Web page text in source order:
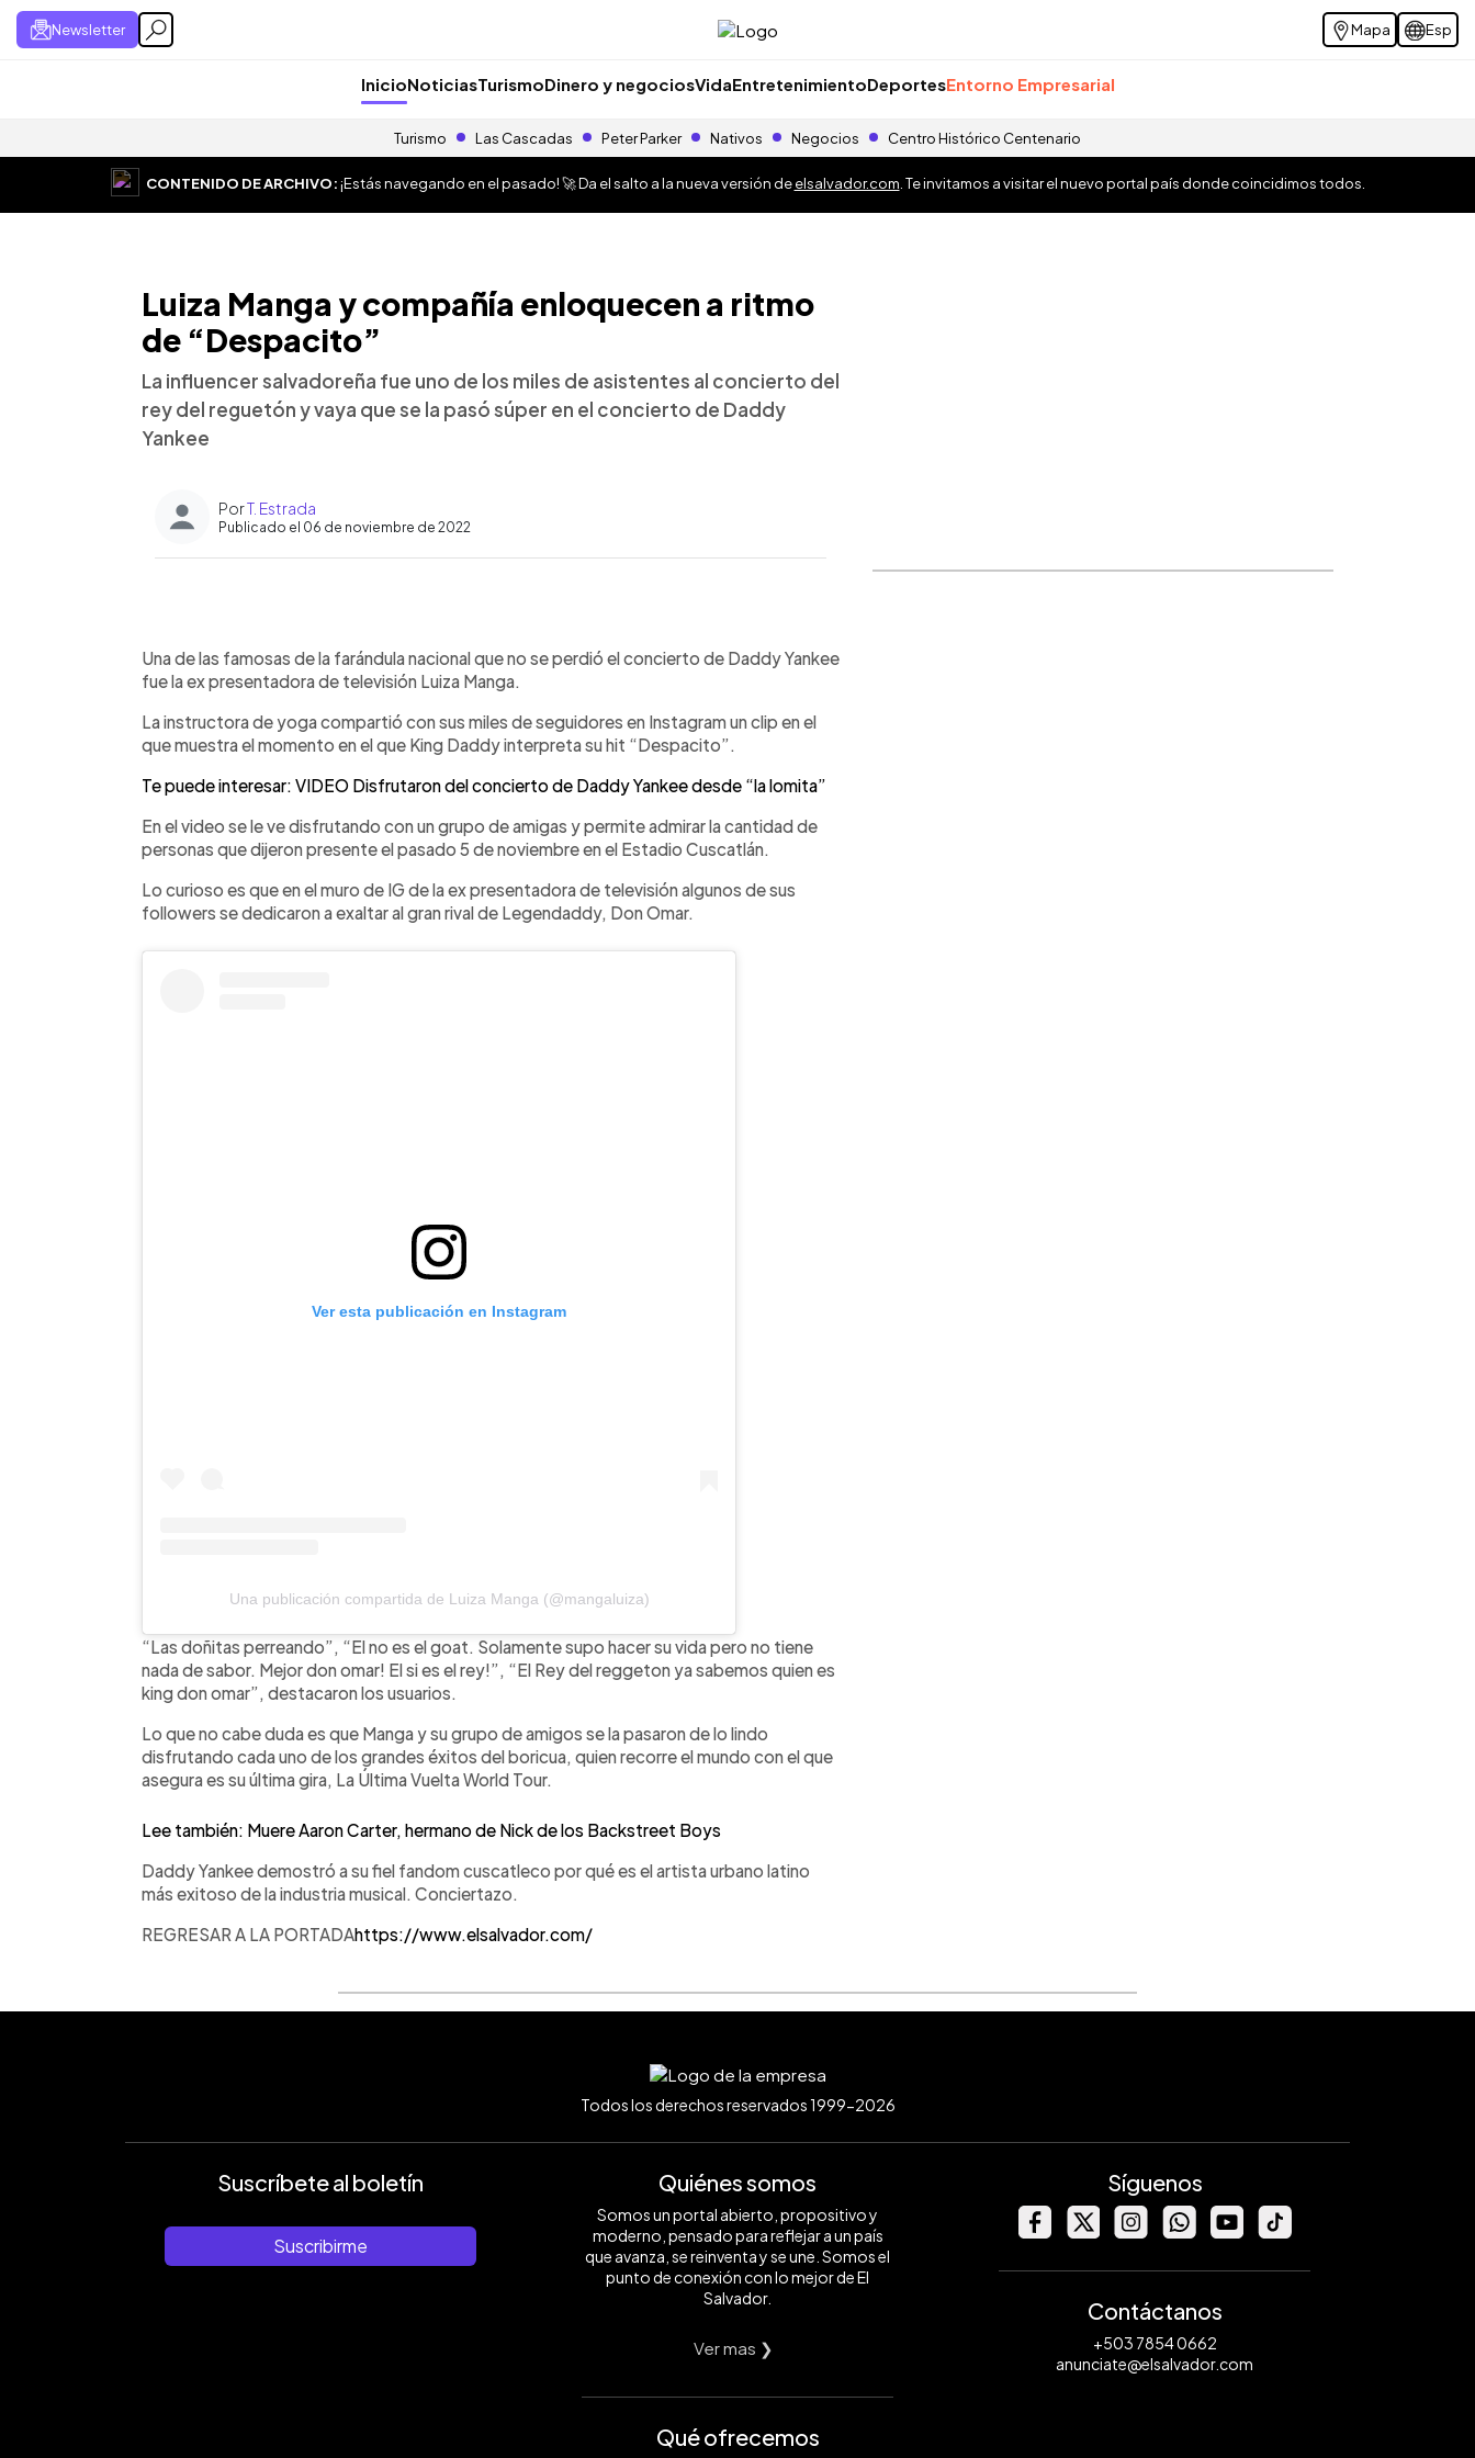
Newsletter Mapa Esp
InicioNoticiasTurismoDinero y negociosVidaEntretenimientoDeportesEntorno Empresarial
Turismo Las Cascadas Peter Parker Nativos Negocios Centro Histórico Centenario
CONTENIDO DE ARCHIVO:¡Estás navegando en el pasado! 🚀 Da el salto a la nueva versión deelsalvador.com . Te invitamos a visitar el nuevo portal país donde coincidimos todos.
Luiza Manga y compañía enloquecen a ritmo
de “Despacito”
La influencer salvadoreña fue uno de los miles de asistentes al concierto del
rey del reguetón y vaya que se la pasó súper en el concierto de Daddy
Yankee
PorT. Estrada
Publicado el 06 de noviembre de 2022
► Escuchar artículo
Una de las famosas de la farándula nacional que no se perdió el concierto de Daddy Yankee
fue la ex presentadora de televisión Luiza Manga.
La instructora de yoga compartió con sus miles de seguidores en Instagram un clip en el
que muestra el momento en el que King Daddy interpreta su hit “Despacito”.
Te puede interesar: VIDEO Disfrutaron del concierto de Daddy Yankee desde “la lomita”
En el video se le ve disfrutando con un grupo de amigas y permite admirar la cantidad de
personas que dijeron presente el pasado 5 de noviembre en el Estadio Cuscatlán.
Lo curioso es que en el muro de IG de la ex presentadora de televisión algunos de sus
followers se dedicaron a exaltar al gran rival de Legendaddy, Don Omar.
Ver esta publicación en Instagram
Una publicación compartida de Luiza Manga (@mangaluiza)
“Las doñitas perreando”, “El no es el goat. Solamente supo hacer su vida pero no tiene
nada de sabor. Mejor don omar! El si es el rey!”, “El Rey del reggeton ya sabemos quien es
king don omar”, destacaron los usuarios.
Lo que no cabe duda es que Manga y su grupo de amigos se la pasaron de lo lindo
disfrutando cada uno de los grandes éxitos del boricua, quien recorre el mundo con el que
asegura es su última gira, La Última Vuelta World Tour.
Lee también: Muere Aaron Carter, hermano de Nick de los Backstreet Boys
Daddy Yankee demostró a su fiel fandom cuscatleco por qué es el artista urbano latino
más exitoso de la industria musical. Conciertazo.
REGRESAR A LA PORTADAhttps://www.elsalvador.com/
Todos los derechos reservados 1999-2026
Suscríbete al boletín
Suscribirme
Quiénes somos
Somos un portal abierto, propositivo y
moderno, pensado para reflejar a un país
que avanza, se reinventa y se une. Somos el
punto de conexión con lo mejor de El
Salvador.
Ver mas ❯
Qué ofrecemos
Síguenos
Contáctanos
+503 7854 0662
anunciate@elsalvador.com